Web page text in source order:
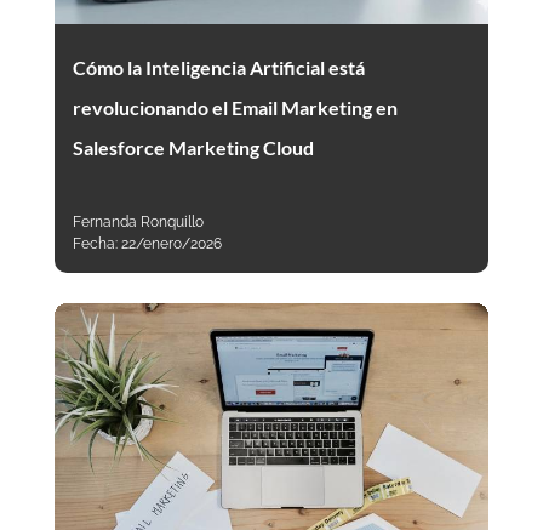
Cómo la Inteligencia Artificial está
revolucionando el Email Marketing en
Salesforce Marketing Cloud
Fernanda Ronquillo
Fecha: 22/enero/2026